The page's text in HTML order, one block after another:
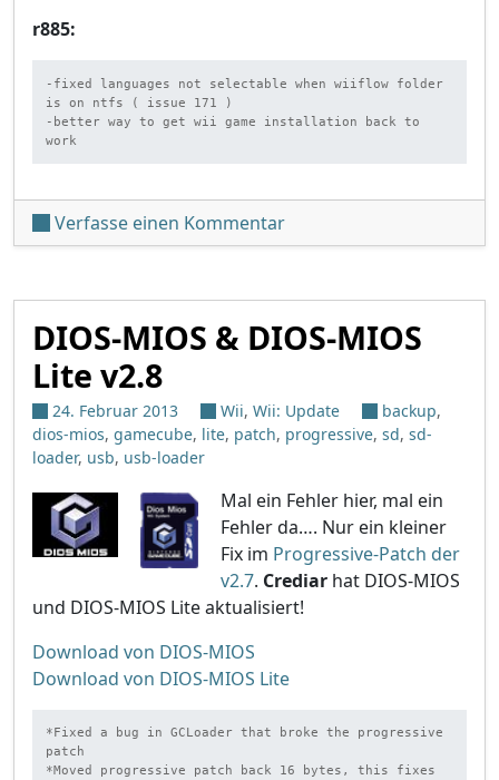
r885:
-fixed languages not selectable when wiiflow folder
is on ntfs ( issue 171 )
-better way to get wii game installation back to
work
Verfasse einen Kommentarunter 'WiiFlow Beta r886'
DIOS-MIOS & DIOS-MIOS
Lite v2.8
24. Februar 2013 Wii, Wii: Update backup,
dios-mios, gamecube, lite, patch, progressive, sd, sd-
loader, usb, usb-loader
Mal ein Fehler hier, mal ein
Fehler da…. Nur ein kleiner
Fix im Progressive-Patch der
v2.7. Crediar hat DIOS-MIOS
und DIOS-MIOS Lite aktualisiert!
Download von DIOS-MIOS
Download von DIOS-MIOS Lite
*Fixed a bug in GCLoader that broke the progressive
patch
*Moved progressive patch back 16 bytes, this fixes